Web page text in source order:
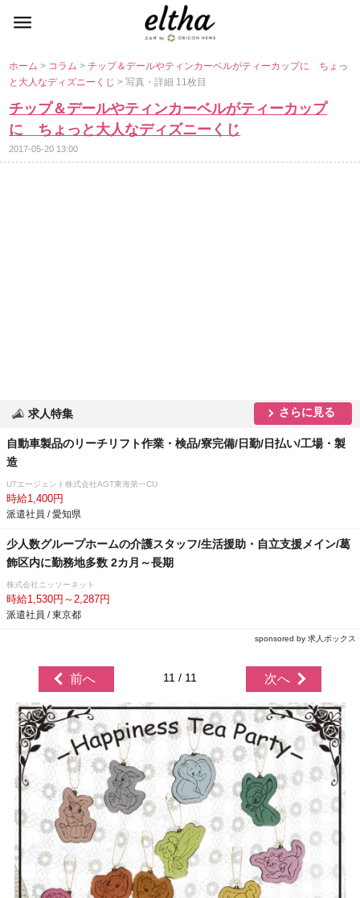
ホーム> コラム>チップ＆デールやティンカーベルがティーカップに ちょっ
と大人なディズニーくじ> 写真・詳細 11枚目
チップ＆デールやティンカーベルがティーカップ
に ちょっと大人なディズニーくじ
2017-05-20 13:00
求人特集 さらに見る
自動車製品のリーチリフト作業・検品/寮完備/日勤/日払い/工場・製
造
UTエージェント株式会社AGT東海第一CU
時給1,400円
派遣社員 / 愛知県
少人数グループホームの介護スタッフ/生活援助・自立支援メイン/葛
飾区内に勤務地多数 2カ月～長期
株式会社ニッソーネット
時給1,530円～2,287円
派遣社員 / 東京都
sponsored by 求人ボックス
前へ 11 / 11 次へ